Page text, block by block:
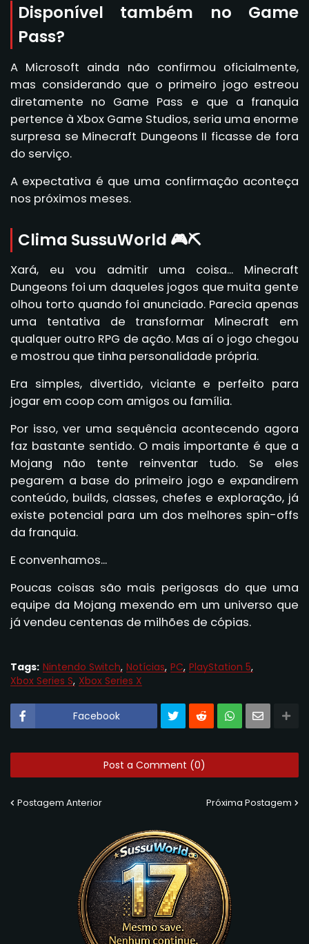
Disponível também no Game
Pass?
A Microsoft ainda não confirmou oficialmente,
mas considerando que o primeiro jogo estreou
diretamente no Game Pass e que a franquia
pertence à Xbox Game Studios, seria uma enorme
surpresa se Minecraft Dungeons II ficasse de fora
do serviço.
A expectativa é que uma confirmação aconteça
nos próximos meses.
Clima SussuWorld 🎮⛏️
Xará, eu vou admitir uma coisa... Minecraft
Dungeons foi um daqueles jogos que muita gente
olhou torto quando foi anunciado. Parecia apenas
uma tentativa de transformar Minecraft em
qualquer outro RPG de ação. Mas aí o jogo chegou
e mostrou que tinha personalidade própria.
Era simples, divertido, viciante e perfeito para
jogar em coop com amigos ou família.
Por isso, ver uma sequência acontecendo agora
faz bastante sentido. O mais importante é que a
Mojang não tente reinventar tudo. Se eles
pegarem a base do primeiro jogo e expandirem
conteúdo, builds, classes, chefes e exploração, já
existe potencial para um dos melhores spin-offs
da franquia.
E convenhamos...
Poucas coisas são mais perigosas do que uma
equipe da Mojang mexendo em um universo que
já vendeu centenas de milhões de cópias.
Tags: Nintendo Switch Notícias PC PlayStation 5
Xbox Series S Xbox Series X
Facebook
Post a Comment (0)
Postagem Anterior Próxima Postagem